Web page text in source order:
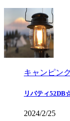
キャンピン
リバティ
2024/2/25